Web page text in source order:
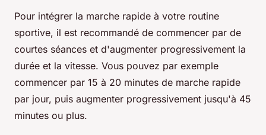
Pour intégrer la marche rapide à votre routine
sportive, il est recommandé de commencer par de
courtes séances et d'augmenter progressivement la
durée et la vitesse. Vous pouvez par exemple
commencer par 15 à 20 minutes de marche rapide
par jour, puis augmenter progressivement jusqu'à 45
minutes ou plus.